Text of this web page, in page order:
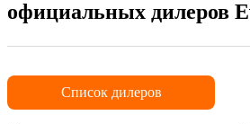
официальных дилеров
Список дилеров